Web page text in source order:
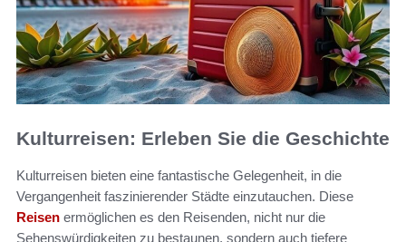
Kulturreisen: Erleben Sie die Geschichte
Kulturreisen bieten eine fantastische Gelegenheit, in die
Vergangenheit faszinierender Städte einzutauchen. Diese
Reisen ermöglichen es den Reisenden, nicht nur die
Sehenswürdigkeiten zu bestaunen, sondern auch tiefere